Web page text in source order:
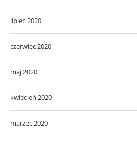
lipiec 2020
czerwiec 2020
maj 2020
kwiecień 2020
marzec 2020